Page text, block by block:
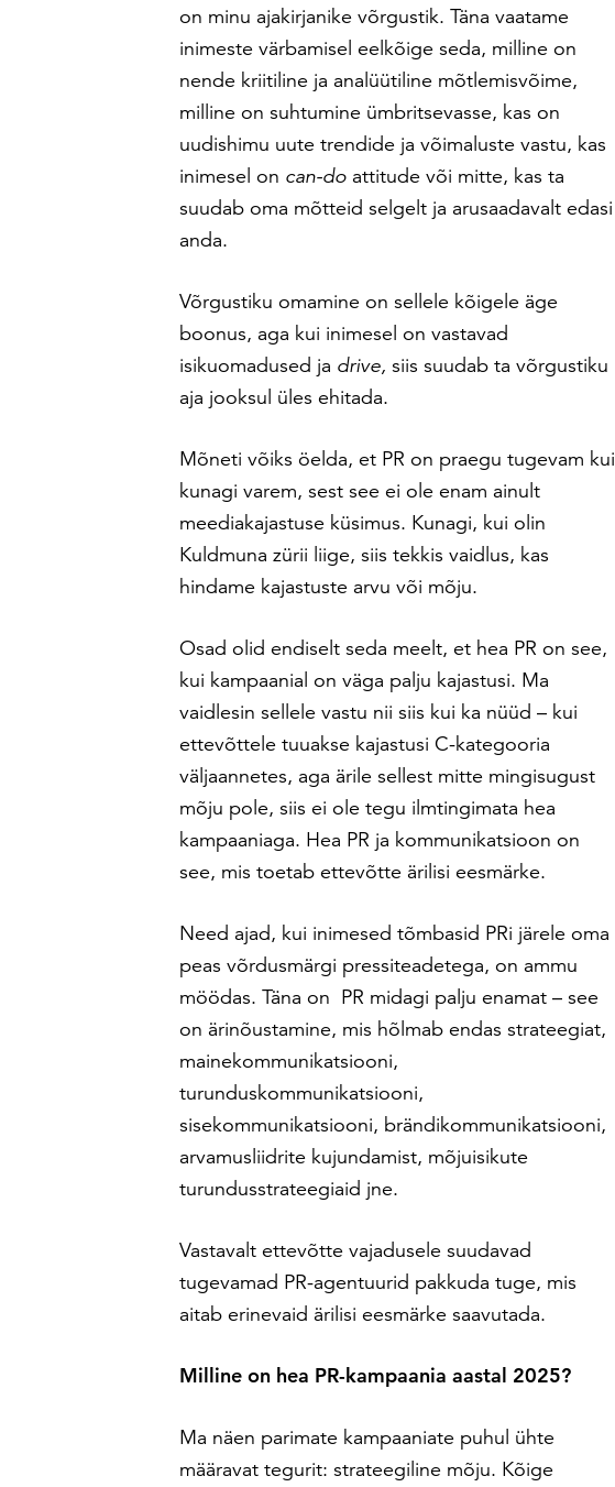
on minu ajakirjanike võrgustik. Täna vaatame
inimeste värbamisel eelkõige seda, milline on
nende kriitiline ja analüütiline mõtlemisvõime,
milline on suhtumine ümbritsevasse, kas on
uudishimu uute trendide ja võimaluste vastu, kas
inimesel on can-do attitude või mitte, kas ta
suudab oma mõtteid selgelt ja arusaadavalt edasi
anda.
Võrgustiku omamine on sellele kõigele äge
boonus, aga kui inimesel on vastavad
isikuomadused ja drive, siis suudab ta võrgustiku
aja jooksul üles ehitada.
Mõneti võiks öelda, et PR on praegu tugevam kui
kunagi varem, sest see ei ole enam ainult
meediakajastuse küsimus. Kunagi, kui olin
Kuldmuna zürii liige, siis tekkis vaidlus, kas
hindame kajastuste arvu või mõju.
Osad olid endiselt seda meelt, et hea PR on see,
kui kampaanial on väga palju kajastusi. Ma
vaidlesin sellele vastu nii siis kui ka nüüd – kui
ettevõttele tuuakse kajastusi C-kategooria
väljaannetes, aga ärile sellest mitte mingisugust
mõju pole, siis ei ole tegu ilmtingimata hea
kampaaniaga. Hea PR ja kommunikatsioon on
see, mis toetab ettevõtte ärilisi eesmärke.
Need ajad, kui inimesed tõmbasid PRi järele oma
peas võrdusmärgi pressiteadetega, on ammu
möödas. Täna on PR midagi palju enamat – see
on ärinõustamine, mis hõlmab endas strateegiat,
mainekommunikatsiooni,
turunduskommunikatsiooni,
sisekommunikatsiooni, brändikommunikatsiooni,
arvamusliidrite kujundamist, mõjuisikute
turundusstrateegiaid jne.
Vastavalt ettevõtte vajadusele suudavad
tugevamad PR-agentuurid pakkuda tuge, mis
aitab erinevaid ärilisi eesmärke saavutada.
Milline on hea PR-kampaania aastal 2025?
Ma näen parimate kampaaniate puhul ühte
määravat tegurit: strateegiline mõju. Kõige